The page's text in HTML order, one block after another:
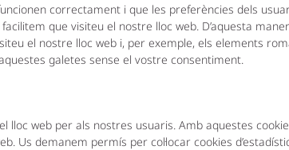
correctament i que les preferències dels
que visiteu el nostre lloc web. D’aquesta
el nostre lloc web i, per exemple, els elements
galetes sense el vostre consentiment.
lloc web per als nostres usuaris. Amb aquestes
Us demanem permís per col·locar cookies